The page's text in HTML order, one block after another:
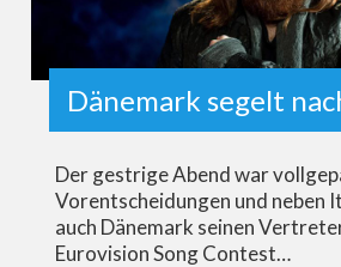
Dänemark segelt
Der gestrige Abend war
Vorentscheidungen und neben
auch Dänemark seinen
Eurovision Song Contest…